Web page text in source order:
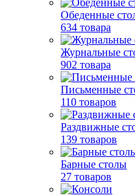
Обеденные
634 товара
Журнальные
902 товара
Письменные
110 товаров
Раздвижные
139 товаров
Барные столы
27 товаров